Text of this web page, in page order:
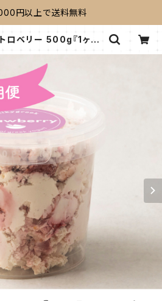
円以上で送料無料
トロベリー 500g『1ヶ月